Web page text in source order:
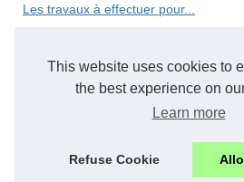
This website uses cookies to
the best experience on
Learn more
Refuse Cookie
Les travaux à effectuer pour...
Le Crowdfunding Immobilier :...